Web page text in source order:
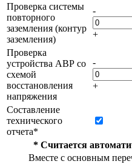
* Считается
Проверка системы
повторного
заземления (контур
заземления)
-
+
Проверка
устройства АВР со
схемой
восстановления
напряжения
-
+
Составление
технического
отчета*
Вместе с основным